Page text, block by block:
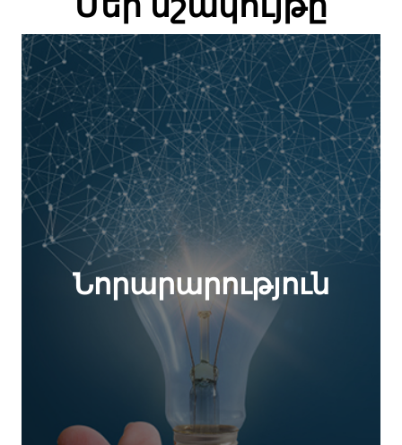
Նորարարություն